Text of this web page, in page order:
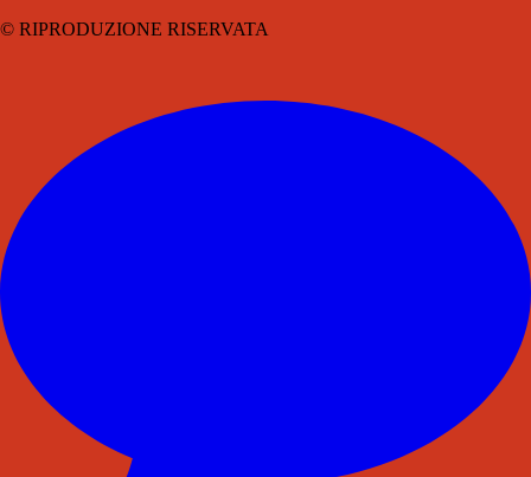
© RIPRODUZIONE RISERVATA